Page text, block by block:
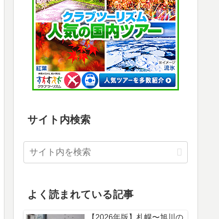
サイト内検索
よく読まれている記事